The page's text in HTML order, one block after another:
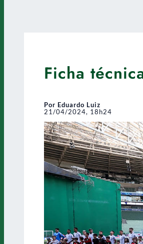
Ficha
Por Eduardo Luiz
21/04/2024, 18h24